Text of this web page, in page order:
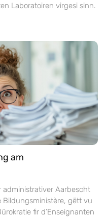
Laboratoiren virgesi sinn.
am
Aarbescht
gëtt vu
fir d’Enseignanten